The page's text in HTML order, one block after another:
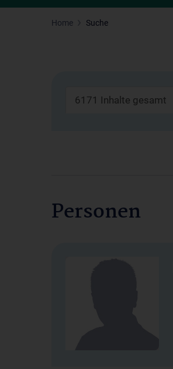
Home Suche
6171 Inhalte gesamt
Personen